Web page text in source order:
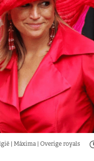
Máxima Overige royals